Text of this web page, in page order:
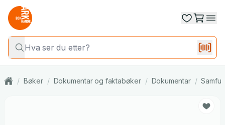
/ Bøker / Dokumentar og faktabøker / Dokumentar /